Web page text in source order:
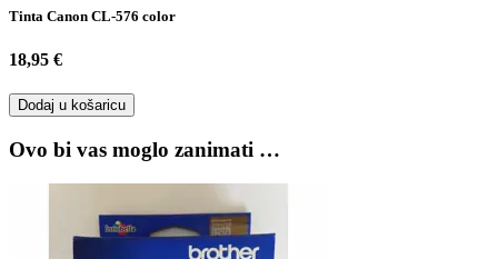
Tinta Canon CL-576 color
18,95 €
Dodaj u košaricu
Ovo bi vas moglo zanimati …